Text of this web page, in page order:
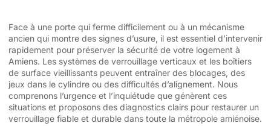
Face à une porte qui ferme difficilement ou à un mécanisme
ancien qui montre des signes d’usure, il est essentiel d’intervenir
rapidement pour préserver la sécurité de votre logement à
Amiens. Les systèmes de verrouillage verticaux et les boîtiers
de surface vieillissants peuvent entraîner des blocages, des
jeux dans le cylindre ou des difficultés d’alignement. Nous
comprenons l’urgence et l’inquiétude que génèrent ces
situations et proposons des diagnostics clairs pour restaurer un
verrouillage fiable et durable dans toute la métropole amiénoise.